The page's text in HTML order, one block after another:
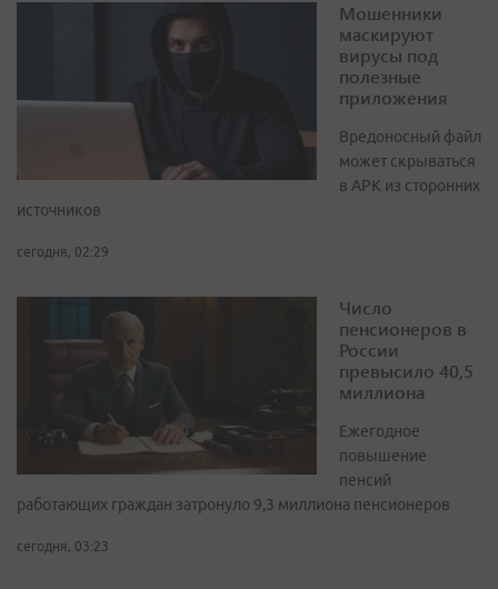
Мошенники
маскируют
вирусы под
полезные
приложения
Вредоносный файл
может скрываться
в APK из сторонних
источников
сегодня, 02:29
Число
пенсионеров в
России
превысило 40,5
миллиона
Ежегодное
повышение
пенсий
работающих граждан затронуло 9,3 миллиона пенсионеров
сегодня, 03:23